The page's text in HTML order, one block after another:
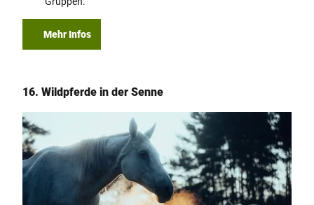
Mehr Infos
16. Wildpferde in der Senne